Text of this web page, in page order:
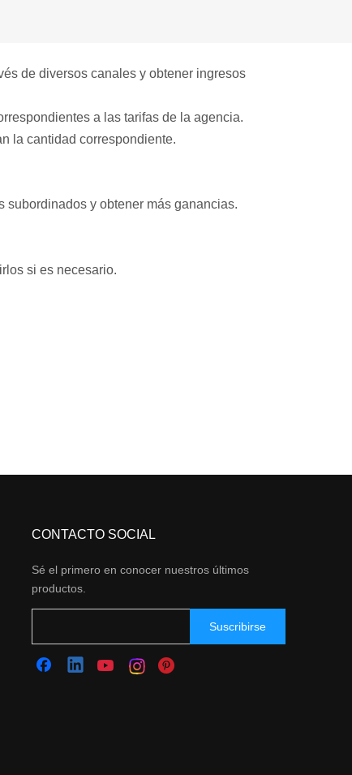
de diversos canales y obtener ingresos
a las tarifas de la agencia.
la cantidad correspondiente.
subordinados y obtener más ganancias.
si es necesario.
CONTACTO SOCIAL
Sé el primero en conocer nuestros últimos
productos.
Suscribirse